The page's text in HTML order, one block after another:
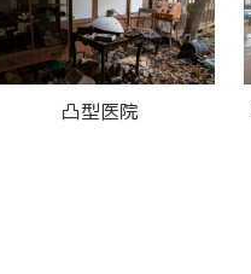
凸型医院